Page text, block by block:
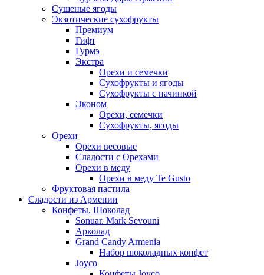
Сушеные ягоды
Экзотические сухофрукты
Премиум
Гифт
Гурмэ
Экстра
Орехи и семечки
Сухофрукты и ягоды
Сухофрукты с начинкой
Эконом
Орехи, семечки
Сухофрукты, ягоды
Орехи
Орехи весовые
Сладости с Орехами
Орехи в меду
Орехи в меду Te Gusto
Фруктовая пастила
Сладости из Армении
Конфеты, Шоколад
Sonuar. Mark Sevouni
Арколад
Grand Candy Armenia
Набор шоколадных конфет
Joyco